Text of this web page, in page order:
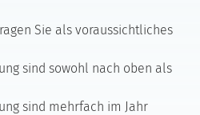
Sie als voraussichtliches
sind sowohl nach oben als
sind mehrfach im Jahr